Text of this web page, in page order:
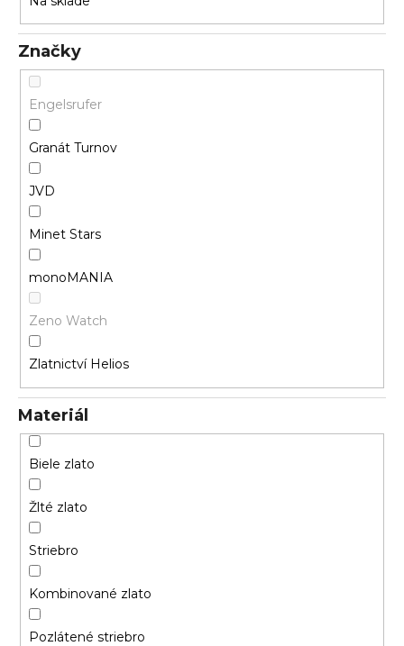
Značky
Engelsrufer
Granát Turnov
JVD
Minet Stars
monoMANIA
Zeno Watch
Zlatnictví Helios
Materiál
Biele zlato
Žlté zlato
Striebro
Kombinované zlato
Pozlátené striebro